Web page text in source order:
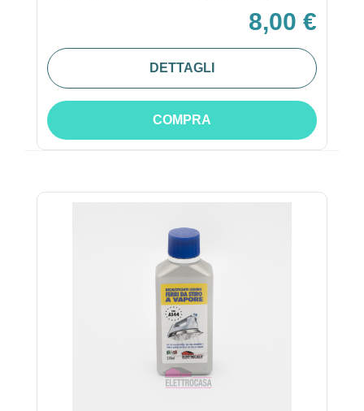
8,00 €
DETTAGLI
COMPRA